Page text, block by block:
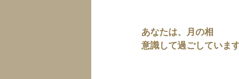
あなたは、月の相
意識して過ごしていま